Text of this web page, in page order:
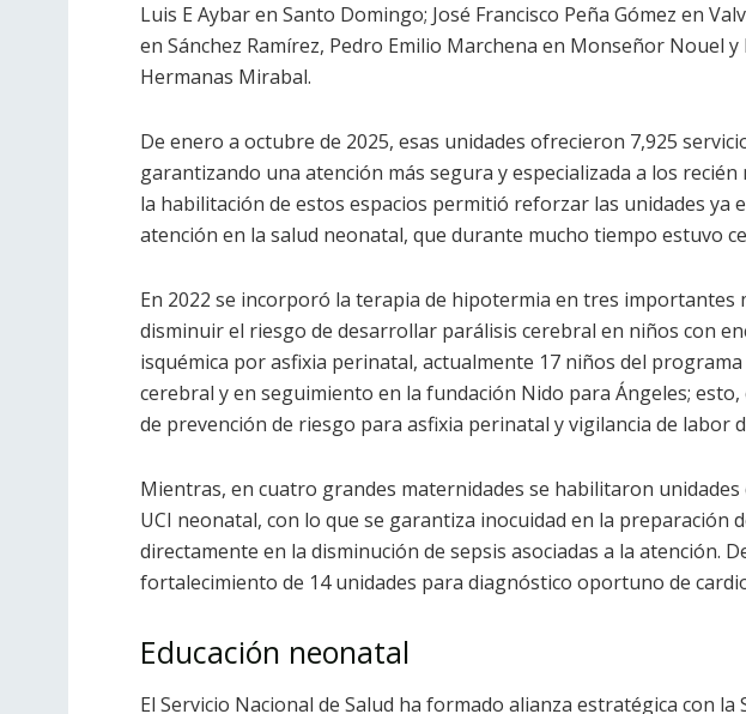
Luis E Aybar en Santo Domingo; José Francisco Peña Gómez en
en Sánchez Ramírez, Pedro Emilio Marchena en Monseñor Nouel
Hermanas Mirabal.
De enero a octubre de 2025, esas unidades ofrecieron 7,925
garantizando una atención más segura y especializada a los recién
la habilitación de estos espacios permitió reforzar las unidades ya
atención en la salud neonatal, que durante mucho tiempo estuvo
En 2022 se incorporó la terapia de hipotermia en tres importantes
disminuir el riesgo de desarrollar parálisis cerebral en niños con
isquémica por asfixia perinatal, actualmente 17 niños del
cerebral y en seguimiento en la fundación Nido para Ángeles;
de prevención de riesgo para asfixia perinatal y vigilancia de labor
Mientras, en cuatro grandes maternidades se habilitaron
UCI neonatal, con lo que se garantiza inocuidad en la preparación
directamente en la disminución de sepsis asociadas a la atención.
fortalecimiento de 14 unidades para diagnóstico oportuno de
Educación neonatal
El Servicio Nacional de Salud ha formado alianza estratégica con la